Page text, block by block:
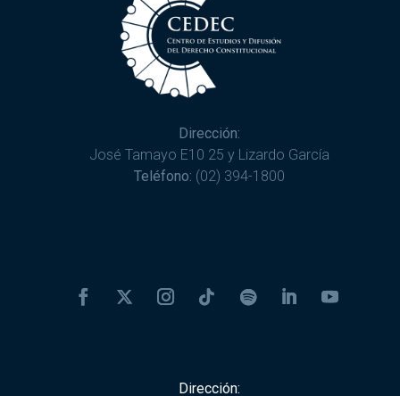
Dirección:
José Tamayo E10 25 y Lizardo García
Teléfono: (02) 394-1800
Dirección: